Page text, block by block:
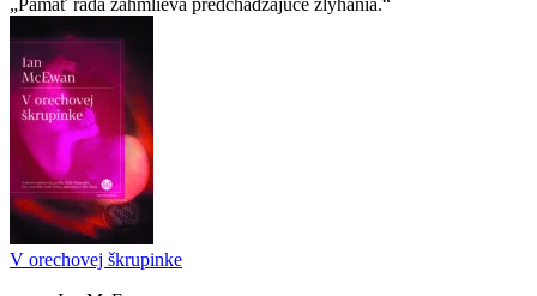
Pamäť rada zahmlieva predchádzajúce zlyhania.
V orechovej škrupinke